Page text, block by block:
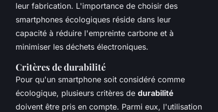
leur fabrication. L'importance de choisir des
smartphones écologiques réside dans leur
capacité à réduire l'empreinte carbone et à
minimiser les déchets électroniques.
Critères de durabilité
Pour qu'un smartphone soit considéré comme
écologique, plusieurs critères de durabilité
doivent être pris en compte. Parmi eux, l'utilisation